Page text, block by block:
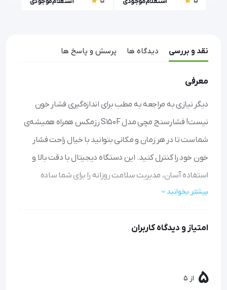
نقد و بررسی دیدگاه ها پرسش و پاسخ ها
معرفی
دیگر نیازی به مراجعه به مطب برای اندازه‌گیری فشار خون
نیست! فشارسنج مچی مدل S150F رزمکس همراه همیشه‌ی
شماست تا در هر زمان و مکانی بتوانید با خیال راحت فشار
خون خود را کنترل کنید. این دستگاه دیجیتال با دقت بالا و
استفاده آسان، مدیریت سلامت روزانه را برای شما ساده
می‌کند.
ضربان قلب را در کمتر از یک دقیقه با دقت پزشکی اندازه‌گیری
تشخیص فشار خون غیرطبیعی (پرفشاری یا کم‌فشاری) به شما
بیشتر بخوانید
امتیاز و دیدگاه کاربران
5 از 5